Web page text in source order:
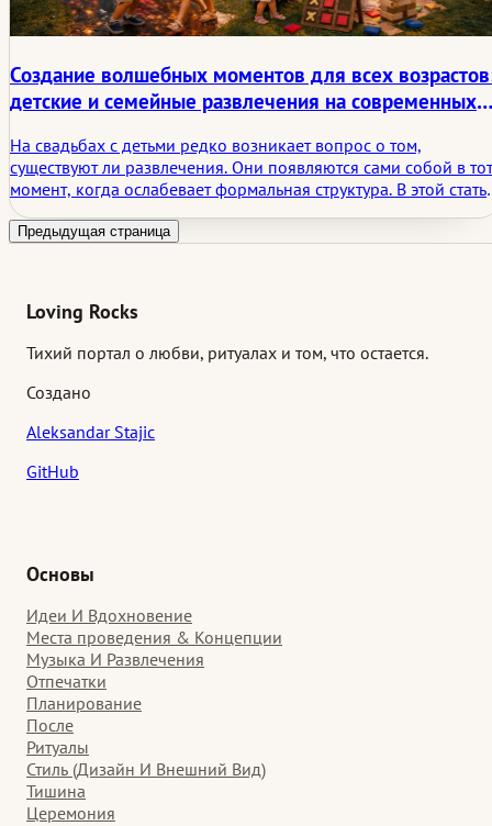
Создание волшебных моментов для всех
детские и семейные развлечения на современных
На свадьбах с детьми редко возникает вопрос о том,
существуют ли развлечения. Они появляются сами собой в тот
момент, когда ослабевает формальная структура. В этой
семейные развлечения рассматриваются не как побочная
программа, а как негласная система возможностей, которая
Предыдущая страница
Loving Rocks
Тихий портал о любви, ритуалах и том, что остается.
Создано
Aleksandar Stajic
GitHub
Основы
Идеи И Вдохновение
Места проведения & Концепции
Музыка И Развлечения
Отпечатки
Планирование
После
Ритуалы
Стиль (Дизайн И Внешний Вид)
Тишина
Церемония